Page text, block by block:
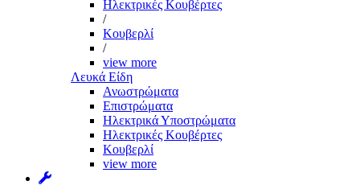
Ηλεκτρικές Κουβέρτες
/
Κουβερλί
/
view more
Λευκά Είδη
Ανωστρώματα
Επιστρώματα
Ηλεκτρικά Υποστρώματα
Ηλεκτρικές Κουβέρτες
Κουβερλί
view more